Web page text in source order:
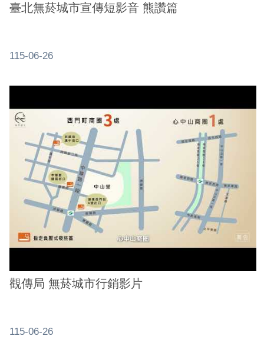
臺北無菸城市宣傳短影音 熊讚篇
115-06-26
觀傳局 無菸城市行銷影片
115-06-26